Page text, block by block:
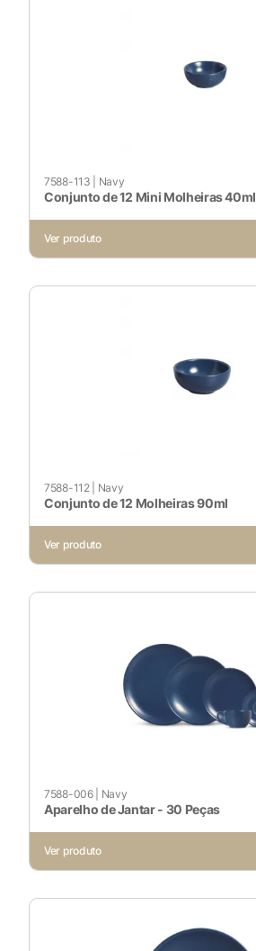
Pesquisar
7588-113 Navy
Conjunto de 12 Mini Molheiras 40ml
Ver produto
7588-112| Navy
Conjunto de 12 Molheiras 90ml
Ver produto
7588-006| Navy
Aparelho de Jantar - 30 Peças
Ver produto
X
Cookies Não Necessários